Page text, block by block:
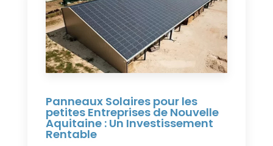
Panneaux Solaires pour les
petites Entreprises de Nouvelle
Aquitaine : Un Investissement
Rentable